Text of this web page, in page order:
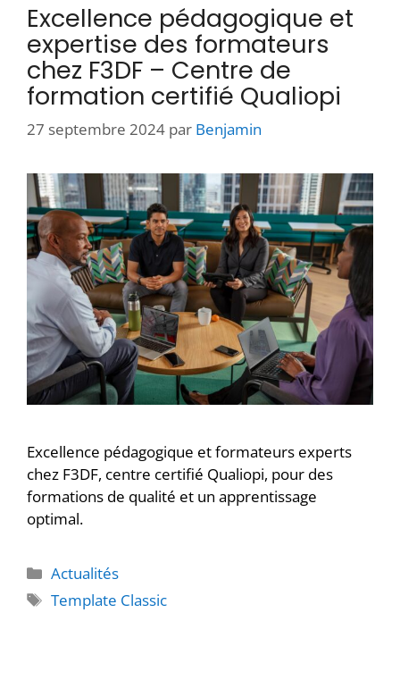
Excellence pédagogique et
expertise des formateurs
chez F3DF – Centre de
formation certifié Qualiopi
27 septembre 2024 par Benjamin
Excellence pédagogique et formateurs experts
chez F3DF, centre certifié Qualiopi, pour des
formations de qualité et un apprentissage
optimal.
Actualités
Template Classic